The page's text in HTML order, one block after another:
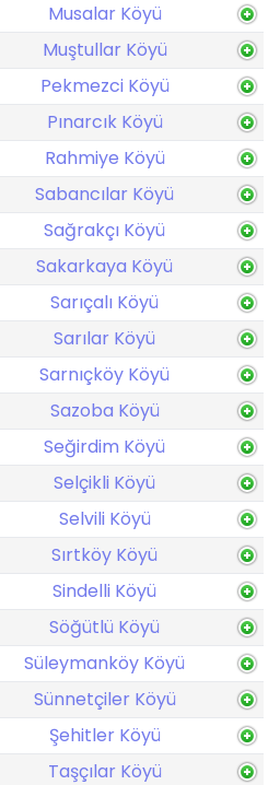
Musalar Köyü
Muştullar Köyü
Pekmezci Köyü
Pınarcık Köyü
Rahmiye Köyü
Sabancılar Köyü
Sağrakçı Köyü
Sakarkaya Köyü
Sarıçalı Köyü
Sarılar Köyü
Sarnıçköy Köyü
Sazoba Köyü
Seğirdim Köyü
Selçikli Köyü
Selvili Köyü
Sırtköy Köyü
Sindelli Köyü
Söğütlü Köyü
Süleymanköy Köyü
Sünnetçiler Köyü
Şehitler Köyü
Taşçılar Köyü